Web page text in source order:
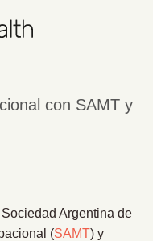
con SAMT y
Argentina de
(SAMT) y